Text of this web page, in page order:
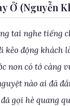
Ở (Nguyễn
tai nghe tiếng
kẻo động khách
non có tớ càng
nào ai đã
gọi hè quang